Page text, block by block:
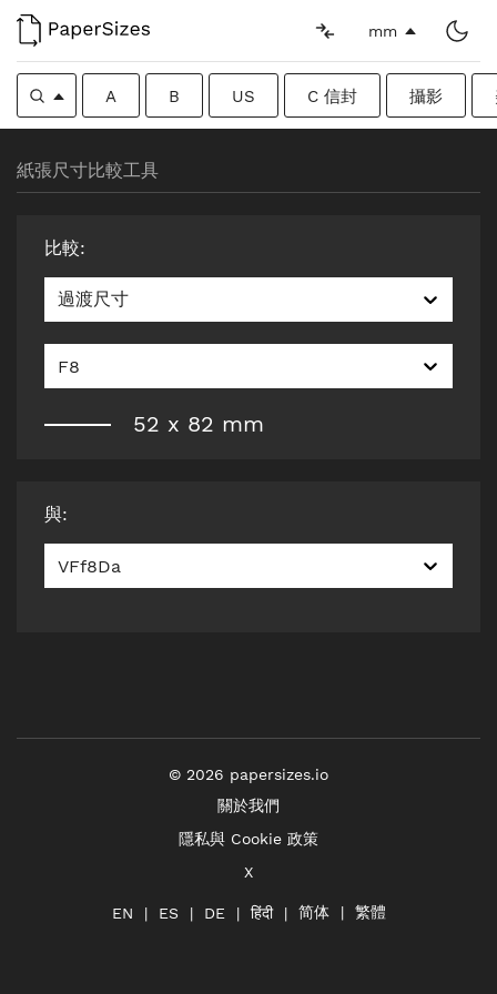
mm
A B US C 信封 攝影
紙張尺寸比較工具
比較:
過渡尺寸
F8
52 x 82 mm
與:
VFf8Da
© 2026 papersizes.io
關於我們
隱私與 Cookie 政策
X
EN ES DE हिंदी 简体 繁體